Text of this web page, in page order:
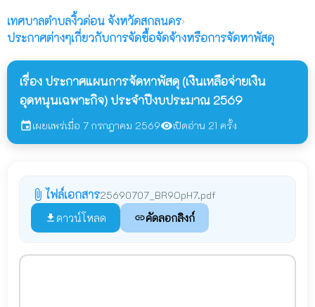
เทศบาลตำบลงิ้วด่อน จังหวัดสกลนคร›
ประกาศต่างๆเกี่ยวกับการจัดซื้อจัดจ้างหรือการจัดหาพัสดุ
เรื่อง ประกาศแผนการจัดหาพัสดุ (เงินเหลือจ่ายเงิน
อุดหนุนเฉพาะกิจ) ประจำปีงบประมาณ 2569
eventเผยแพร่เมื่อ 7 กรกฎาคม 2569visibilityเปิดอ่าน 21 ครั้ง
attach_file ไฟล์เอกสาร25690707_BR9OpH7.pdf
file_download ดาวน์โหลด linkคัดลอกลิงก์